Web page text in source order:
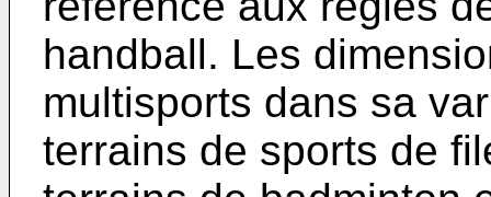
handball. Les
multisports dans sa
terrains de sports de